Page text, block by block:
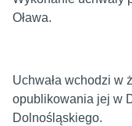
Oława.
Uchwała wchodzi w
opublikowania jej w
Dolnośląskiego.